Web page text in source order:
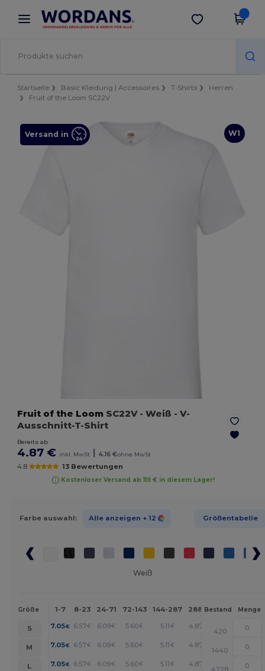
× Wordans App
Bessere Preise in der App!
App holen
Startseite Basic Kleidung | Accessoires T-Shirts
Herren
Fruit of the Loom SC22V
W1
Versand in
Fruit of the Loom SC22V - Weiß - V-
Ausschnitt-T-Shirt
Bereits ab
4.87 € inkl. MwSt | 4.16 €ohne MwSt
4.8 13 Bewertungen
Kostenloser Versand ab 119 € in diesem Lager!
Farbe auswahl: Alle anzeigen + 12 Größentabelle
Weiß
Größe 1-7 8-23 24-71 72-143 144-287 288 + Mehr
Bestand Menge
S 7.05€ 6.57€ 6.09€ 5.60€ 5.11€ 4.87 +
420
M
7.05€ 6.57€ 6.09€ 5.60€ 5.11€ 4.87 +
1440
L
7.05€ 6.57€ 6.09€ 5.60€ 5.11€ 4.87 +
4228